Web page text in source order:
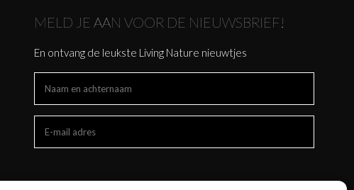
MELD JE AAN VOOR DE NIEUWSBRIEF!
En ontvang de leukste Living Nature nieuwtjes